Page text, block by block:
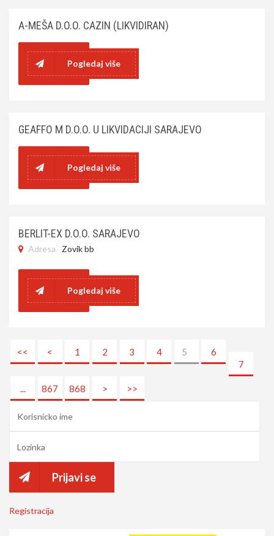
A-MEŠA D.O.O. CAZIN (LIKVIDIRAN)
Pogledaj više
GEAFFO M D.O.O. U LIKVIDACIJI SARAJEVO
Pogledaj više
BERLIT-EX D.O.O. SARAJEVO
Adresa Zovik bb
Pogledaj više
<< < 1 2 3 4 5
6
7
... 867 868 > >>
Prijavi se
Registracija